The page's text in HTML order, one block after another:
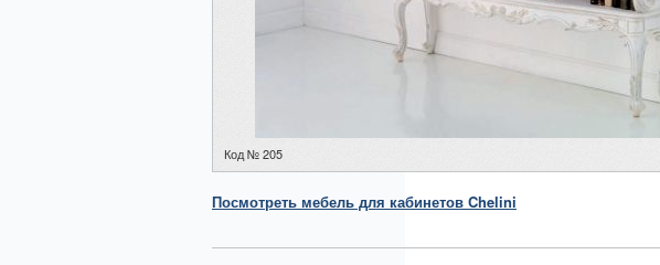
Код № 205
Посмотреть мебель для кабинетов Chelini